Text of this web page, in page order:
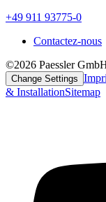
+49 911 93775-0
Contactez-nous
©2026 Paessler
Change Settings
& InstallationSitemap